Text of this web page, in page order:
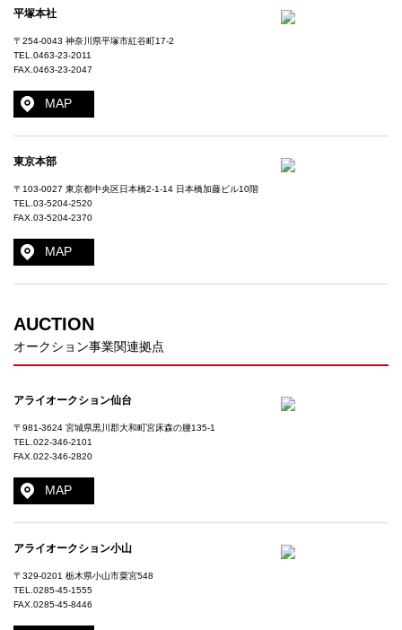
平塚本社
〒254-0043 神奈川県平塚市紅谷町17-2
TEL. 0463-23-2011
FAX.0463-23-2047
MAP
東京本部
〒103-0027 東京都中央区日本橋2-1-14 日本橋加藤ビル10階
TEL. 03-5204-2520
FAX.03-5204-2370
MAP
AUCTION
オークション事業関連拠点
アライオークション仙台
〒981-3624 宮城県黒川郡大和町宮床森の腰135-1
TEL. 022-346-2101
FAX.022-346-2820
MAP
アライオークション小山
〒329-0201 栃木県小山市粟宮548
TEL. 0285-45-1555
FAX.0285-45-8446